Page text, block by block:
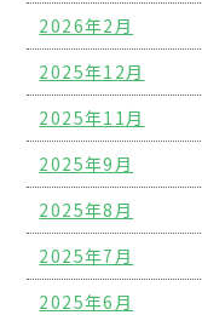
2026年2月
2025年12月
2025年11月
2025年9月
2025年8月
2025年7月
2025年6月